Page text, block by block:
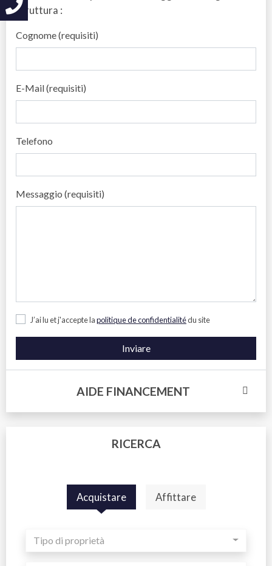
struttura :
Cognome (requisiti)
E-Mail (requisiti)
Telefono
Messaggio (requisiti)
J’ai lu et j'accepte lapolitique de confidentialitédu site
Inviare
AIDE FINANCEMENT
RICERCA
Acquistare Affittare
Tipo di proprietà